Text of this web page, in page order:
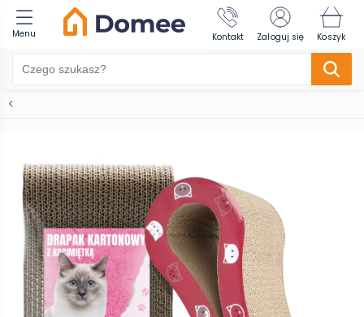
Menu Kontakt Zaloguj się Koszyk
<